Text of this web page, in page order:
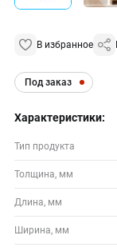
В избранное
Под заказ
Характеристики:
Тип продукта
Толщина, мм
Длина, мм
Ширина, мм